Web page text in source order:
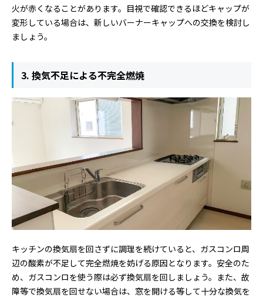
火が赤くなることがあります。目視で確認できるほどキャップが
変形している場合は、新しいバーナーキャップへの交換を検討し
ましょう。
3. 換気不足による不完全燃焼
キッチンの換気扇を回さずに調理を続けていると、ガスコンロ周
辺の酸素が不足して完全燃焼を妨げる原因となります。安全のた
め、ガスコンロを使う際は必ず換気扇を回しましょう。また、故
障等で換気扇を回せない場合は、窓を開ける等して十分な換気を